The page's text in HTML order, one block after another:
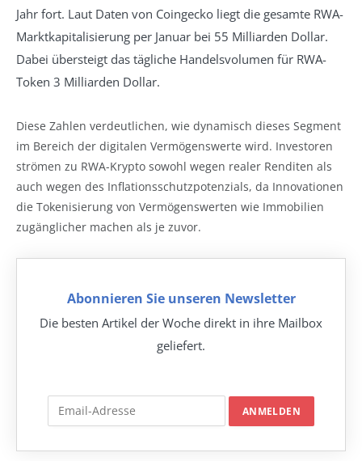
Jahr fort. Laut Daten von Coingecko liegt die gesamte RWA-
Marktkapitalisierung per Januar bei 55 Milliarden Dollar.
Dabei übersteigt das tägliche Handelsvolumen für RWA-
Token 3 Milliarden Dollar.
Diese Zahlen verdeutlichen, wie dynamisch dieses Segment
im Bereich der digitalen Vermögenswerte wird. Investoren
strömen zu RWA-Krypto sowohl wegen realer Renditen als
auch wegen des Inflationsschutzpotenzials, da Innovationen
die Tokenisierung von Vermögenswerten wie Immobilien
zugänglicher machen als je zuvor.
Abonnieren Sie unseren Newsletter
Die besten Artikel der Woche direkt in ihre Mailbox
geliefert.